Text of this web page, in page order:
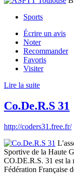
Sports
Écrire un avis
Noter
Recommander
Favoris
Visiter
Lire la suite
Co.De.R.S 31
http://coders31.free.fr/
Sportive de la Haute
CO.DE.R.S. 31 est la
Fédération Française